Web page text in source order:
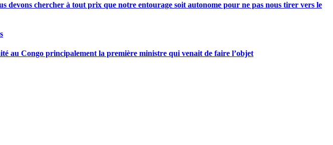
devons chercher à tout prix que notre entourage soit autonome pour ne pas nous tirer vers le
au Congo principalement la première ministre qui venait de faire l’objet